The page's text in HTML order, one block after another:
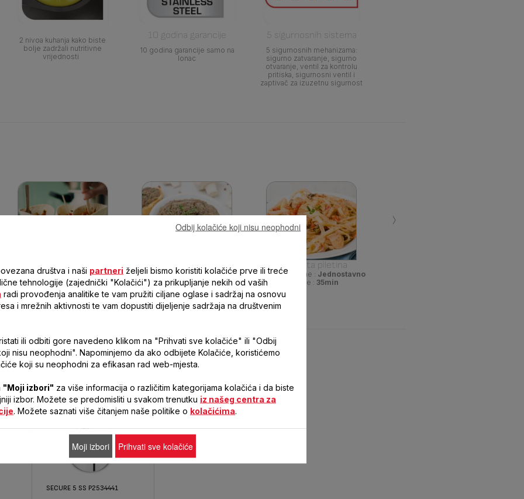
2 nivoa kuhanja kako biste
bolje zadržali nutritivne
vrijednosti
10 godina garancije
10 godina garancije samo na
lonac
5 sigurnosnih sistema
5 sigurnosnih mehanizama:
sigurno zatvaranje, sigurno
otvaranje, ventil za kontrolu
pritiska, sigurnosni ventil i
zaptivač za izuzetnu sigurnost
Tortilja sa jagnjetinom
Težina pripreme :Jednostavno
Vrijeme :18min
Pašteta od gljiva
Težina pripreme : Veoma
jednostavno
Vrijeme :40min
Kremasta piletina
Težina pripreme : Jednostavno
Vrijeme : 35min
›
SECURE 5 SS P2534441
društva i naši partneri željeli bismo koristiti kolačiće prve ili treće
tehnologije (zajednički "Kolačići") za prikupljanje nekih od vaših
radi provođenja analitike te vam pružiti ciljane oglase i sadržaj na osnovu
i mrežnih aktivnosti te vam dopustiti dijeljenje sadržaja na društvenim
ili odbiti gore navedeno klikom na "Prihvati sve kolačiće" ili "Odbij
nisu neophodni". Napominjemo da ako odbijete Kolačiće, koristićemo
koji su neophodni za efikasan rad web-mjesta.
"Moji izbori" za više informacija o različitim kategorijama kolačića i da biste
izbor. Možete se predomisliti u svakom trenutku iz našeg centra za
. Možete saznati više čitanjem naše politike o kolačićima.
Odbij kolačiće koji nisu neophodni
Moji izbori Prihvati sve kolačiće